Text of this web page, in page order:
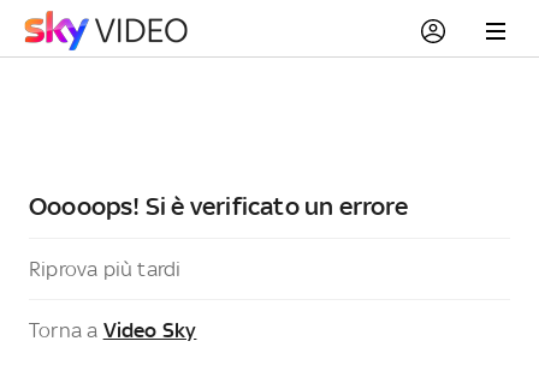
Ooooops! Si è verificato un errore
Riprova più tardi
Torna a Video Sky